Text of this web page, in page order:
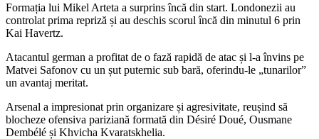
Formația lui Mikel Arteta a surprins încă din start. Londonezii au
controlat prima repriză și au deschis scorul încă din minutul 6 prin
Kai Havertz.
Atacantul german a profitat de o fază rapidă de atac și l-a învins pe
Matvei Safonov cu un șut puternic sub bară, oferindu-le „tunarilor”
un avantaj meritat.
Arsenal a impresionat prin organizare și agresivitate, reușind să
blocheze ofensiva pariziană formată din Désiré Doué, Ousmane
Dembélé și Khvicha Kvaratskhelia.